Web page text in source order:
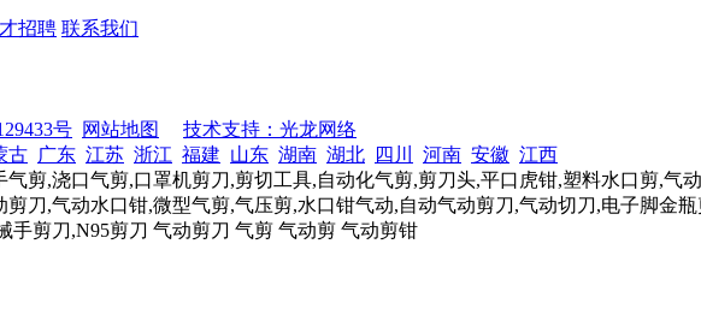
招聘 联系我们
号 网站地图
技术支持：光龙网络
古 广东 江苏 浙江 福建 山东 湖南 湖北 四川 河南 安徽 江西
剪,浇口气剪,口罩机剪刀,剪切工具,自动化气剪,剪刀头,平口虎钳,塑料水口剪,气
刀,气动水口钳,微型气剪,气压剪,水口钳气动,自动气动剪刀,气动切刀,电子脚金
剪刀,N95剪刀 气动剪刀 气剪 气动剪 气动剪钳